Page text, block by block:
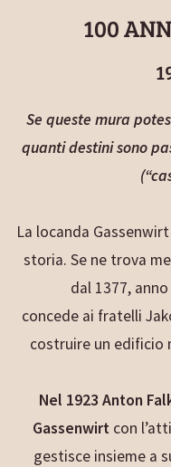
100
Se queste mura
quanti destini sono
La locanda
storia. Se ne trova
dal 1377,
concede ai fratelli
costruire un edificio
Nel 1923 Anton
Gassenwirt con
gestisce insieme a